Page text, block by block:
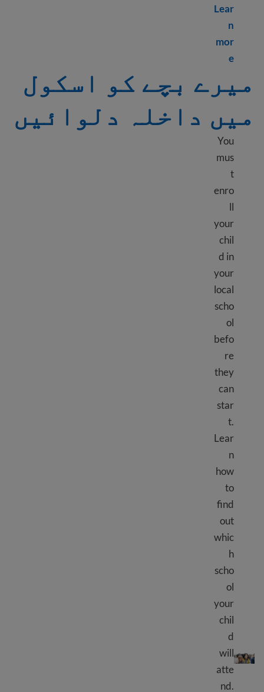
Lear
n
mor
e
Learn more about Public school in the USA
میرے بچے کو اسکول
میں داخلہ دلوائیں
You
mus
t
enro
ll
your
chil
d in
your
local
scho
ol
befo
re
they
can
star
t.
Lear
n
how
to
find
out
whic
h
scho
ol
your
chil
d
will
atte
nd.